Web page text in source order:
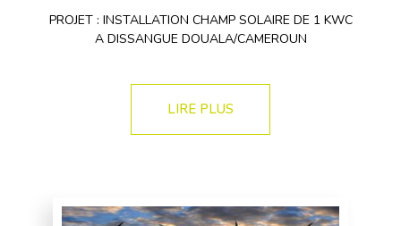
PROJET : INSTALLATION CHAMP SOLAIRE DE 1 KWC
A DISSANGUE DOUALA/CAMEROUN
LIRE PLUS